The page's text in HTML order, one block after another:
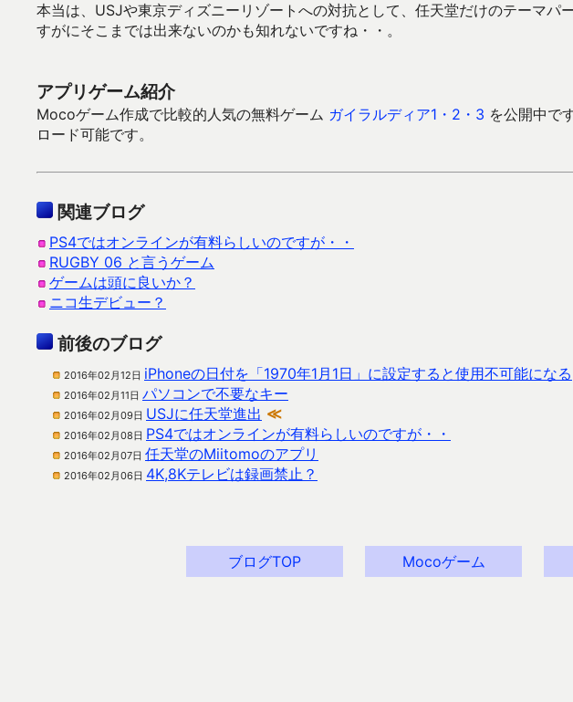
本当は、USJや東京ディズニーリゾートへの対抗として、任天堂だけのテーマパ
すがにそこまでは出来ないのかも知れないですね・・。
アプリゲーム紹介
Mocoゲーム作成で比較的人気の無料ゲーム ガイラルディア1・2・3 を公開中で
ロード可能です。
関連ブログ
PS4ではオンラインが有料らしいのですが・・
RUGBY 06 と言うゲーム
ゲームは頭に良いか？
ニコ生デビュー？
前後のブログ
2016年02月12日 iPhoneの日付を「1970年1月1日」に設定すると使用不可能になる
2016年02月11日 パソコンで不要なキー
2016年02月09日 USJに任天堂進出 ≪
2016年02月08日 PS4ではオンラインが有料らしいのですが・・
2016年02月07日 任天堂のMiitomoのアプリ
2016年02月06日 4K,8Kテレビは録画禁止？
ブログTOP Mocoゲーム